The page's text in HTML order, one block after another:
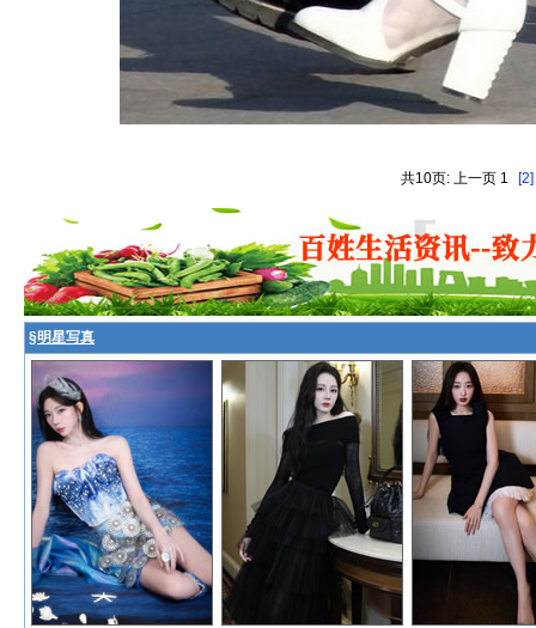
共10页: 上一页 1 [2]
§明星写真